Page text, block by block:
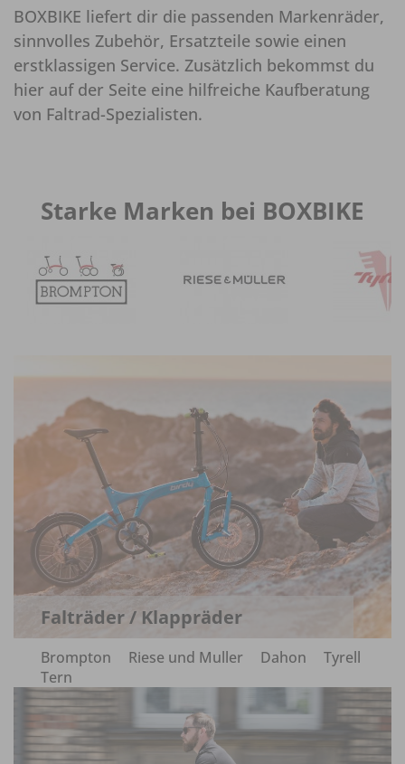
BOXBIKE liefert dir die passenden Markenräder,
sinnvolles Zubehör, Ersatzteile sowie einen
erstklassigen Service. Zusätzlich bekommst du
hier auf der Seite eine hilfreiche Kaufberatung
von Faltrad-Spezialisten.
Starke Marken bei BOXBIKE
Falträder / Klappräder
Brompton Riese und Muller Dahon
Tyrell
Tern